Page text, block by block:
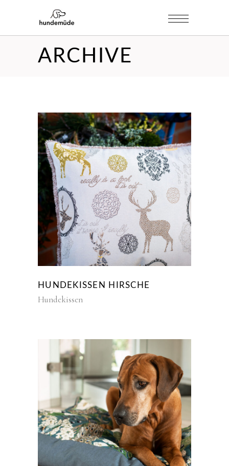
ARCHIVE
HUNDEKISSEN HIRSCHE
Hundekissen